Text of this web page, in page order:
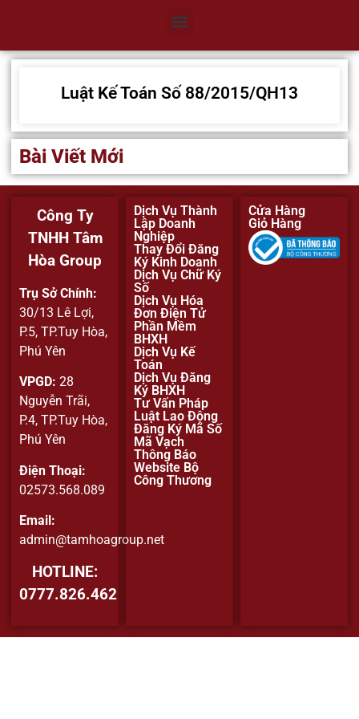
Luật Kế Toán Số 88/2015/QH13
Bài Viết Mới
Công Ty
TNHH Tâm
Hòa Group
Trụ Sở Chính:
30/13 Lê Lợi,
P.5, TP.Tuy Hòa,
Phú Yên
VPGD: 28
Nguyễn Trãi,
P.4, TP.Tuy Hòa,
Phú Yên
Điện Thoại:
02573.568.089
Email:
admin@tamhoagroup.net
HOTLINE:
0777.826.462
Dịch Vụ Thành
Lập Doanh
Nghiệp
Thay Đổi Đăng
Ký Kinh Doanh
Dịch Vụ Chữ Ký
Số
Dịch Vụ Hóa
Đơn Điện Tử
Phần Mềm
BHXH
Dịch Vụ Kế
Toán
Dịch Vụ Đăng
Ký BHXH
Tư Vấn Pháp
Luật Lao Động
Đăng Ký Mã Số
Mã Vạch
Thông Báo
Website Bộ
Công Thương
Cửa Hàng
Giỏ Hàng